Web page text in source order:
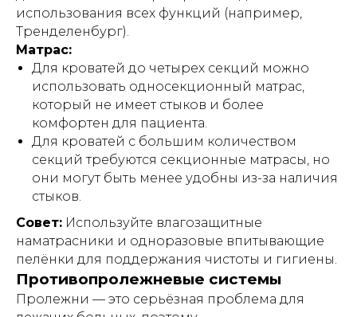
использования всех функций (например,
Тренделенбург).
Матрас:
Для кроватей до четырех секций можно
использовать односекционный матрас,
который не имеет стыков и более
комфортен для пациента.
Для кроватей с большим количеством
секций требуются секционные матрасы, но
они могут быть менее удобны из-за наличия
стыков.
Совет: Используйте влагозащитные
наматрасники и одноразовые впитывающие
пелёнки для поддержания чистоты и гигиены.
Противопролежневые системы
Пролежни — это серьёзная проблема для